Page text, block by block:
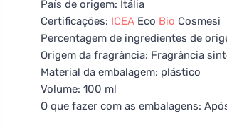
País de origem: Itália
Certificações: ICEA Eco Bio Cosmesi
Percentagem de ingredientes de
Origem da fragrância: Fragrância
Material da embalagem: plástico
Volume: 100 ml
O que fazer com as embalagens: